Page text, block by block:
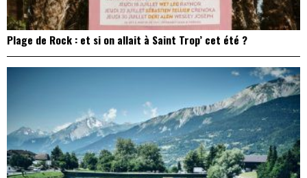
Plage de Rock : et si on allait à Saint Trop’ cet été ?